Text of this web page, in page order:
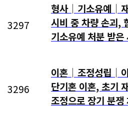
3297
형사│기소유예│
시비 중 차량 손괴,
기소유예 처분 받은
3296
이혼│조정성립│
단기혼 이혼, 초기
조정으로 장기 분쟁